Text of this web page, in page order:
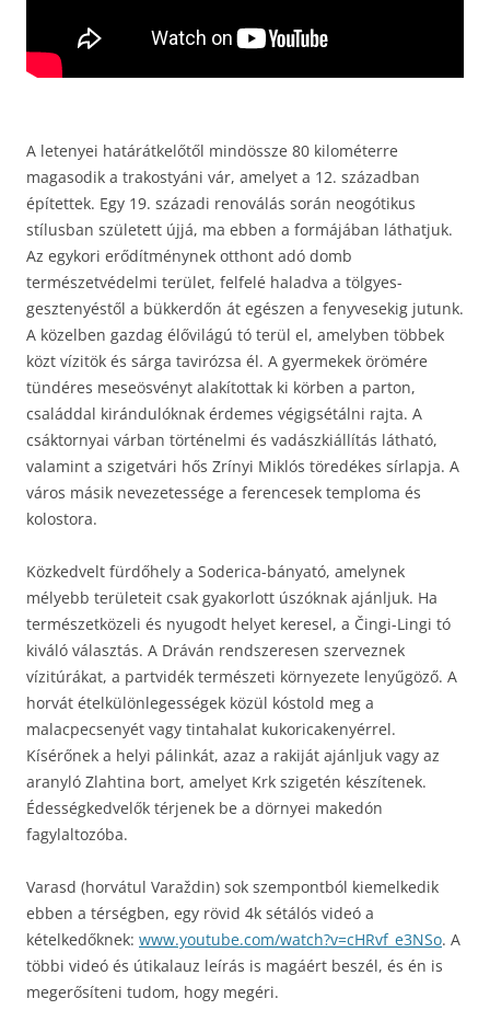
A letenyei határátkelőtől mindössze 80 kilométerre
magasodik a trakostyáni vár, amelyet a 12. században
építettek. Egy 19. századi renoválás során neogótikus
stílusban született újjá, ma ebben a formájában láthatjuk.
Az egykori erődítménynek otthont adó domb
természetvédelmi terület, felfelé haladva a tölgyes-
gesztenyéstől a bükkerdőn át egészen a fenyvesekig jutunk.
A közelben gazdag élővilágú tó terül el, amelyben többek
közt vízitök és sárga tavirózsa él. A gyermekek örömére
tündéres meseösvényt alakítottak ki körben a parton,
családdal kirándulóknak érdemes végigsétálni rajta. A
csáktornyai várban történelmi és vadászkiállítás látható,
valamint a szigetvári hős Zrínyi Miklós töredékes sírlapja. A
város másik nevezetessége a ferencesek temploma és
kolostora.
Közkedvelt fürdőhely a Soderica-bányató, amelynek
mélyebb területeit csak gyakorlott úszóknak ajánljuk. Ha
természetközeli és nyugodt helyet keresel, a Čingi-Lingi tó
kiváló választás. A Dráván rendszeresen szerveznek
vízitúrákat, a partvidék természeti környezete lenyűgöző. A
horvát ételkülönlegességek közül kóstold meg a
malacpecsenyét vagy tintahalat kukoricakenyérrel.
Kísérőnek a helyi pálinkát, azaz a rakiját ajánljuk vagy az
aranyló Zlahtina bort, amelyet Krk szigetén készítenek.
Édességkedvelők térjenek be a dörnyei makedón
fagylaltozóba.
Varasd (horvátul Varaždin) sok szempontból kiemelkedik
ebben a térségben, egy rövid 4k sétálós videó a
kételkedőknek: www.youtube.com/watch?v=cHRvf_e3NSo. A
többi videó és útikalauz leírás is magáért beszél, és én is
megerősíteni tudom, hogy megéri.